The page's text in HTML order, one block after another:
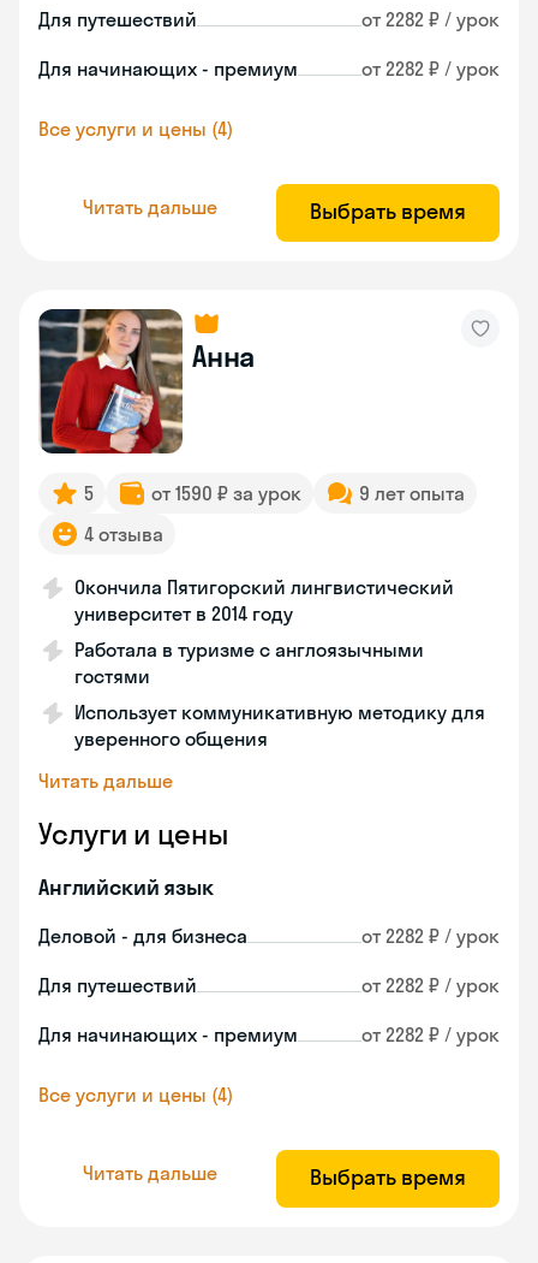
Для путешествий от 2282 ₽ / урок
Для начинающих - премиум от 2282 ₽ / урок
Все услуги и цены (4)
Читать дальше Выбрать время
Анна
5 от 1590 ₽ за урок
9 лет опыта
4 отзыва
Окончила Пятигорский лингвистический
университет в 2014 году
Работала в туризме с англоязычными
гостями
Использует коммуникативную методику для
уверенного общения
Читать дальше
Услуги и цены
Английский язык
Деловой - для бизнеса от 2282 ₽ / урок
Для путешествий от 2282 ₽ / урок
Для начинающих - премиум от 2282 ₽ / урок
Все услуги и цены (4)
Читать дальше Выбрать время